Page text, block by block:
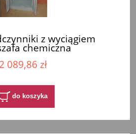
z wyciągiem
chemiczna
2 089,86 zł
do koszyka